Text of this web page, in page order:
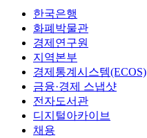
한국은행
화폐박물관
경제연구원
지역본부
경제통계시스템(ECOS)
금융·경제 스냅샷
전자도서관
디지털아카이브
채용